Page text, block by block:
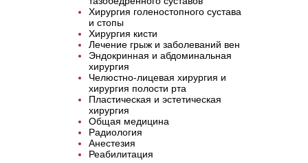
Хирургия голеностопного сустава
и стопы
Хирургия кисти
Лечение грыж и заболеваний вен
Эндокринная и абдоминальная
хирургия
Челюстно-лицевая хирургия и
хирургия полости рта
Пластическая и эстетическая
хирургия
Общая медицина
Радиология
Анестезия
Реабилитация